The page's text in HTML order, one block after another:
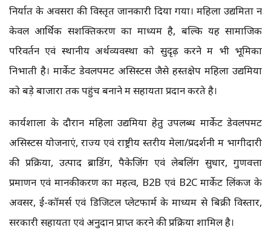
निर्यात के अवसरों की विस्तृत जानकारी दिया गया। महिला उद्यमिता न
केवल आर्थिक सशक्तिकरण का माध्यम है, बल्कि यह सामाजिक
परिवर्तन एवं स्थानीय अर्थव्यवस्था को सुदृढ़ करने में भी भूमिका
निभाती है। मार्केट डेवलपमेंट असिस्टेंस जैसे हस्तक्षेप महिला उद्यमियों
को बड़े बाजारों तक पहुंच बनाने में सहायता प्रदान करते है।
कार्यशाला के दौरान महिला उद्यमियों हेतु उपलब्ध मार्केट डेवलपमेंट
असिस्टेंस योजनाएं, राज्य एवं राष्ट्रीय स्तरीय मेलों/प्रदर्शनी में भागीदारी
की प्रक्रिया, उत्पाद ब्राडिंग, पैकेजिंग एवं लेबलिंग सुधार, गुणवत्ता
प्रमाणन एवं मानकीकरण का महत्व, B2B एवं B2C मार्केट लिंकज के
अवसर, ई-कॉमर्स एवं डिजिटल प्लेटफार्म के माध्यम से बिक्री विस्तार,
सरकारी सहायता एवं अनुदान प्राप्त करने की प्रक्रिया शामिल है।